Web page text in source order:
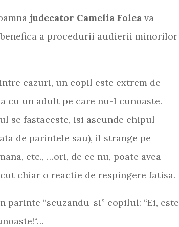
judecator Camelia Folea va
a procedurii audierii minorilor
cazuri, un copil este extrem de
cu un adult pe care nu-l cunoaste.
se fastaceste, isi ascunde chipul
de parintele sau), il strange pe
etc., …ori, de ce nu, poate avea
chiar o reactie de respingere fatisa.
parinte “scuzandu-si” copilul: “Ei, este